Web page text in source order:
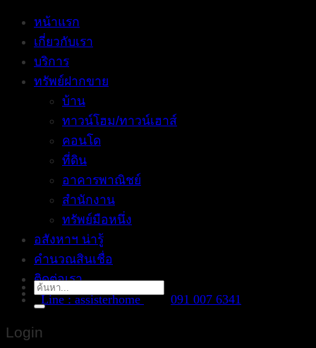
หน้าแรก
เกี่ยวกับเรา
บริการ
ทรัพย์ฝากขาย
บ้าน
ทาวน์โฮม/ทาวน์เฮาส์
คอนโด
ที่ดิน
อาคารพาณิชย์
สำนักงาน
ทรัพย์มือหนึ่ง
อสังหาฯ น่ารู้
คำนวณสินเชื่อ
ติดต่อเรา
Line : assisterhome
091 007 6341
Search
for:
Login